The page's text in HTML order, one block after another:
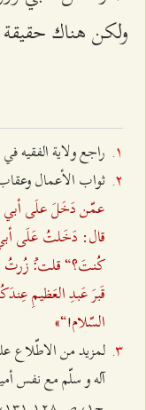
ولكن هناك
راجع ولایة الفقیه في
ثواب الأعمال
عمّن دَخَلَ علَی أبي
قال: دَخَلتُ عَلَی
کُنتَ؟“ قلت:ُ زُرتُ
قَبرَ عَبدِ العَظیمِ
السّلام!“»
لمزيد من الاطّلاع
آله و سلّم مع نفس